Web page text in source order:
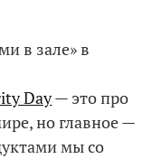
в зале» в
Day— это про
но главное —
мы со